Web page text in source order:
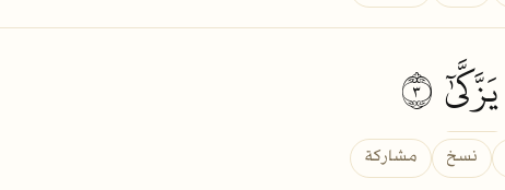
يَزَّكَّىٰٓ
نسخ مشاركة